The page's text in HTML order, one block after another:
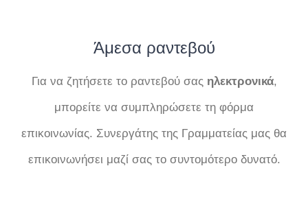
Άμεσα ραντεβού
Για να ζητήσετε το ραντεβού σας ηλεκτρονικά,
μπορείτε να συμπληρώσετε τη φόρμα
επικοινωνίας. Συνεργάτης της Γραμματείας μας θα
επικοινωνήσει μαζί σας το συντομότερο δυνατό.